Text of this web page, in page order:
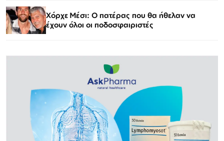
Χόρχε Μέσι: Ο πατέρας που θα ήθελαν να
έχουν όλοι οι ποδοσφαιριστές